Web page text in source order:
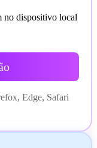
no dispositivo local
Edge, Safari